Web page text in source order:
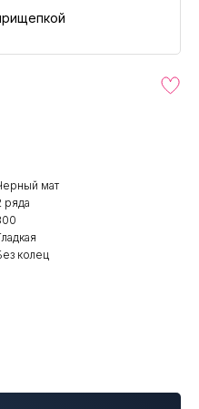
мат
ряда
колец